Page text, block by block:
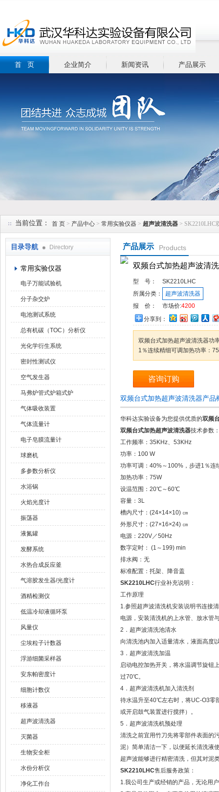
首 页 企业简介 新闻资讯 产品展示
当前位置： 首 页 > 产品中心 > 常用实验仪器 > 超声波清洗器 > SK2210LHC
目录导航 Directory
常用实验仪器
电子万能试验机
分子杂交炉
电池测试系统
总有机碳（TOC）分析仪
光化学衍生系统
密封性测试仪
空气发生器
马弗炉管式炉箱式炉
气体吸收装置
气体流量计
电子皂膜流量计
球磨机
多参数分析仪
水浴锅
火焰光度计
振荡器
液氮罐
发酵系统
水热合成反应釜
气溶胶发生器/光度计
酒精检测仪
低温冷却液循环泵
风量仪
尘埃粒子计数器
浮游细菌采样器
安东帕密度计
细胞计数仪
移液器
超声波清洗器
灭菌器
生物安全柜
水份分析仪
净化工作台
产品展示 Products
双频台式加热超声波清
型 号：
SK2210LHC
所属分类：
超声波清洗器
报 价：
市场价:4200
分享到：
双频台式加热超声波清洗器功
1％连续精细可调加热功率：
咨询订购
双频台式加热超声波清洗器产品
华科达实验设备为您提供优质的双频
双频台式加热超声波清洗器技术参数
工作频率：35KHz、53KHz
功率：100 W
功率可调：40%～100%，步进1％连
加热功率：75W
设温范围：20℃～60℃
容量：3L
槽内尺寸：(24×14×10) ㎝
外形尺寸：(27×16×24) ㎝
电源：220V／50Hz
数字定时： (1～199) min
排水阀：无
标准配置：托架、降音盖
SK2210LHC行业补充说明：
工作原理
1.参照超声波清洗机安装说明书连接
电源，安装清洗机的上水管、放水管
2．超声波清洗池清水
向清洗池内加入适量清水，液面高度
3．超声波清洗加温
启动电控加热开关，将水温调节旋钮
过70℃。
4．超声波清洗机加入清洗剂
待水温升至40℃左右时，将UC-O3零
或开启鼓气装置进行搅拌）。
5．超声波清洗机预处理
清洗之前宜用竹刀先将零部件表面的
泥）简单清洁一下，以便延长清洗液
超声波能够进行精密清洗，但其对泥
SK2210LHC售后服务政策：
1.我公司生产或经销的产品，无论用